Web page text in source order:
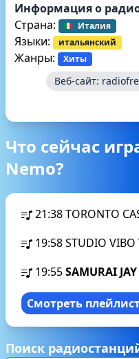
Информация о
Страна:
Италия
Языки: итальянский
Жанры: Хиты
Веб-сайт:
Что сейчас
Nemo?
21:38TORONTO
19:58STUDIO VIBO
19:55SAMURAI JAY
Смотреть
Поиск